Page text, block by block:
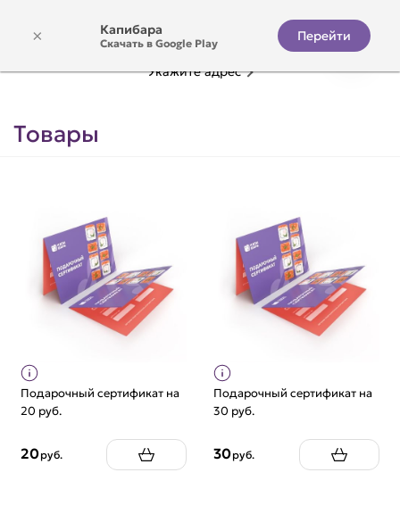
Укажите адрес
Товары
Подарочный сертификат на
20 руб.
20руб.
Подарочный сертификат на
30 руб.
30руб.
× Капибара
Скачать в Google Play Перейти